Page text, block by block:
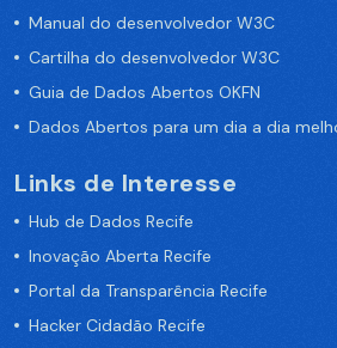
Manual do desenvolvedor W3C
Cartilha do desenvolvedor W3C
Guia de Dados Abertos OKFN
Dados Abertos para um dia a dia
Links de Interesse
Hub de Dados Recife
Inovação Aberta Recife
Portal da Transparência Recife
Hacker Cidadão Recife